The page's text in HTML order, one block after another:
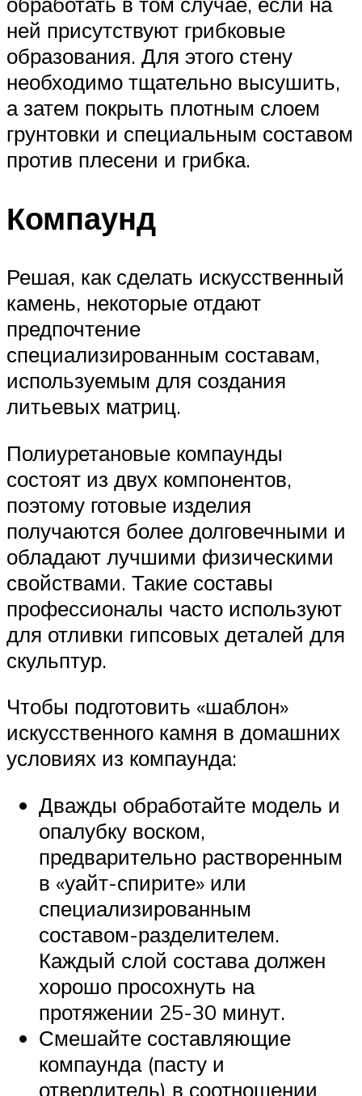
ней присутствуют грибковые
образования. Для этого стену
необходимо тщательно высушить,
а затем покрыть плотным слоем
грунтовки и специальным составом
против плесени и грибка.
Компаунд
Решая, как сделать искусственный
камень, некоторые отдают
предпочтение
специализированным составам,
используемым для создания
литьевых матриц.
Полиуретановые компаунды
состоят из двух компонентов,
поэтому готовые изделия
получаются более долговечными и
обладают лучшими физическими
свойствами. Такие составы
профессионалы часто используют
для отливки гипсовых деталей для
скульптур.
Чтобы подготовить «шаблон»
искусственного камня в домашних
условиях из компаунда:
Дважды обработайте модель и
опалубку воском,
предварительно растворенным
в «уайт-спирите» или
специализированным
составом-разделителем.
Каждый слой состава должен
хорошо просохнуть на
протяжении 25-30 минут.
Смешайте составляющие
компаунда (пасту и
отвердитель) в соотношении